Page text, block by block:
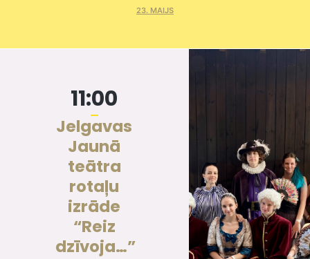
23. MAIJS
11:00
Jelgavas
Jaunā
teātra
rotaļu
izrāde
“Reiz
dzīvoja…”